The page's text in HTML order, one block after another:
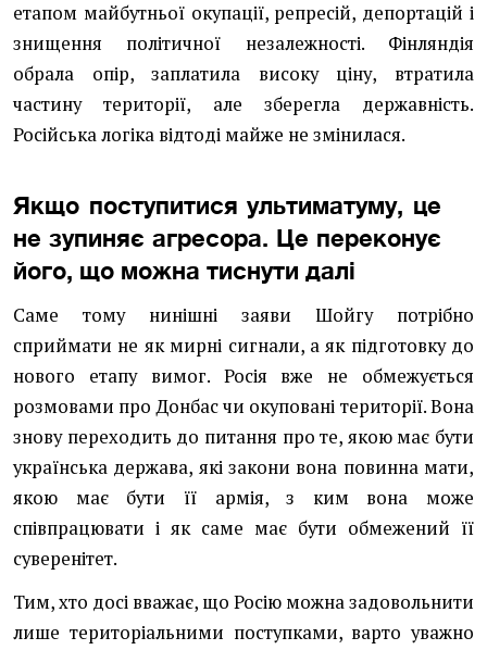
етапом майбутньої окупації, репресій, депортацій і
знищення політичної незалежності. Фінляндія
обрала опір, заплатила високу ціну, втратила
частину території, але зберегла державність.
Російська логіка відтоді майже не змінилася.
Якщо поступитися ультиматуму, це
не зупиняє агресора. Це переконує
його, що можна тиснути далі
Саме тому нинішні заяви Шойгу потрібно
сприймати не як мирні сигнали, а як підготовку до
нового етапу вимог. Росія вже не обмежується
розмовами про Донбас чи окуповані території. Вона
знову переходить до питання про те, якою має бути
українська держава, які закони вона повинна мати,
якою має бути її армія, з ким вона може
співпрацювати і як саме має бути обмежений її
суверенітет.
Тим, хто досі вважає, що Росію можна задовольнити
лише територіальними поступками, варто уважно